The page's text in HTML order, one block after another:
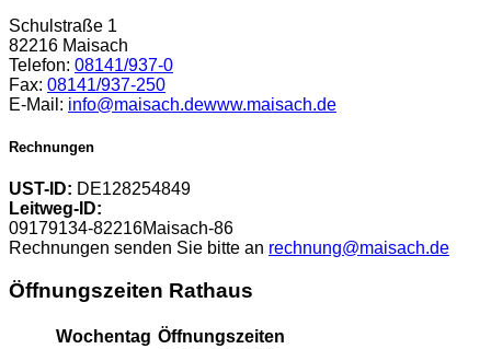
Schulstraße 1
82216 Maisach
Telefon: 08141/937-0
Fax: 08141/937-250
E-Mail: info@maisach.dewww.maisach.de
Rechnungen
UST-ID: DE128254849
Leitweg-ID:
09179134-82216Maisach-86
Rechnungen senden Sie bitte an rechnung@maisach.de
Öffnungszeiten Rathaus
Wochentag Öffnungszeiten